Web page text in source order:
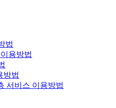
법
용방법
방법
서비스 이용방법